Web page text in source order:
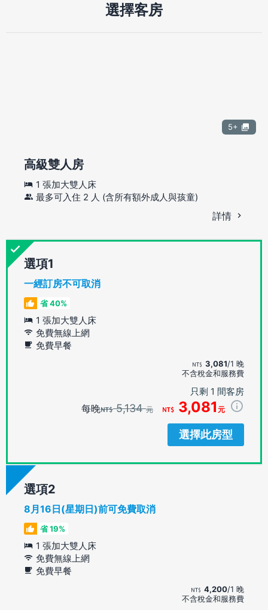
選擇客房
5+
高級雙人房
1 張加大雙人床
最多可入住 2 人 (含所有額外成人與孩童)
詳情
選項
一經訂房不可取消
省 40%
1 張加大雙人床
免費無線上網
免費早餐
3,081/1 晚
不含稅金和服務費
只剩 1 間客房
每晚 5,134元 3,081 元
選擇此房型
選項
8月16日(星期日)前可免費取消
省 19%
1 張加大雙人床
免費無線上網
免費早餐
4,200/1 晚
不含稅金和服務費